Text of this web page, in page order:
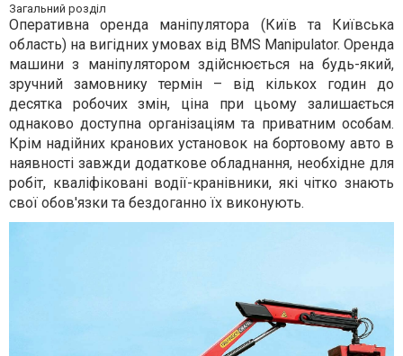
Загальний розділ
Оперативна оренда маніпулятора (Київ та Київська
область) на вигідних умовах від BMS Manipulator. Оренда
машини з маніпулятором здійснюється на будь-який,
зручний замовнику термін – від кількох годин до
десятка робочих змін, ціна при цьому залишається
однаково доступна організаціям та приватним особам.
Крім надійних кранових установок на бортовому авто в
наявності завжди додаткове обладнання, необхідне для
робіт, кваліфіковані водії-кранівники, які чітко знають
свої обов'язки та бездоганно їх виконують.